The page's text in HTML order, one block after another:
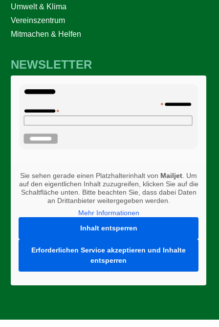
Umwelt & Klima
Vereinszentrum
Mitmachen & Helfen
NEWSLETTER
Sie sehen gerade einen Platzhalterinhalt von Mailjet . Um
auf den eigentlichen Inhalt zuzugreifen, klicken Sie auf die
Schaltfläche unten. Bitte beachten Sie, dass dabei Daten
an Drittanbieter weitergegeben werden.
Mehr Informationen
Inhalt entsperren
Erforderlichen Service akzeptieren und Inhalte
entsperren